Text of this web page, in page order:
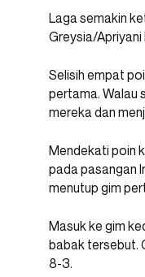
Laga semakin
Greysia/Apriyani
Selisih empat
pertama. Walau
mereka dan
Mendekati poin
pada pasangan
menutup gim
Masuk ke gim
babak tersebut.
8-3.